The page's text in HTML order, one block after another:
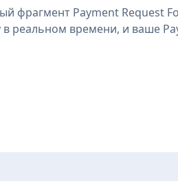
фрагмент Payment Request
реальном времени, и ваше